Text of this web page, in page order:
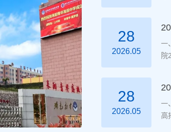
28
2026.05
一
院
28
2026.05
一
高